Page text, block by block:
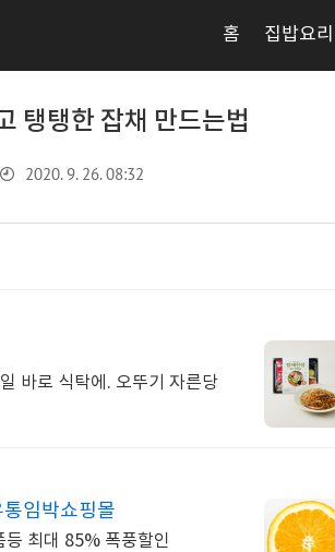
홈 집밥요리
탱탱한 잡채 만드는법
2020. 9. 26. 08:32
바로 식탁에. 오뚜기 자른당
임박쇼핑몰
등 최대 85% 폭풍할인